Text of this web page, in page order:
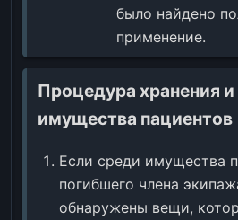
было найдено
применение.
Процедура хранения
имущества пациентов
Если среди имущества
погибшего члена
обнаружены вещи,